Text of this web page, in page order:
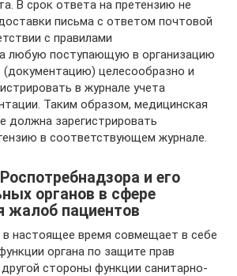
В срок ответа на претензию не
письма с ответом почтовой
с правилами
любую поступающую в организацию
целесообразно и
в журнале учета
Таким образом, медицинская
должна зарегистрировать
в соответствующем журнале.
и его
органов в сфере
жалоб пациентов
настоящее время совмещает в себе
органа по защите прав
стороны функции санитарно-